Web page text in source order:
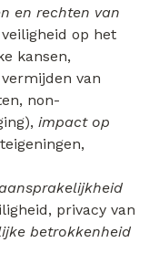
en rechten van
op het
kansen,
van
non-
impact op
privacy van
betrokkenheid